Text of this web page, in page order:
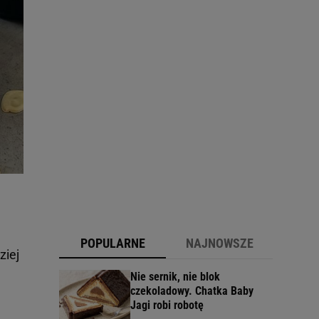
POPULARNE NAJNOWSZE
Nie sernik, nie blok
czekoladowy. Chatka Baby
Jagi robi robotę